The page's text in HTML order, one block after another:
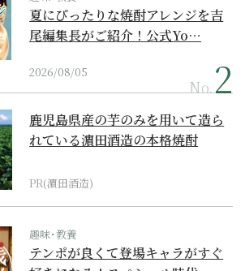
夏にぴったりな焼酎アレンジを吉
尾編集長がご紹介！公式Yo…
2026/08/05
No.
鹿児島県産の芋のみを用いて造ら
れている濵田酒造の本格焼酎
PR(濵田酒造)
趣味･教養
テンポが良くて登場キャラがすぐ